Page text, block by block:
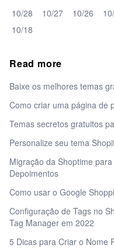
10/28 10/27 10/26
10/18
Read more
Baixe os melhores temas
Como criar uma página de
Temas secretos gratuitos
Personalize seu tema
Migração da Shoptime
Depoimentos
Como usar o Google
Configuração de Tags no
Tag Manager em 2022
5 Dicas para Criar o Nome